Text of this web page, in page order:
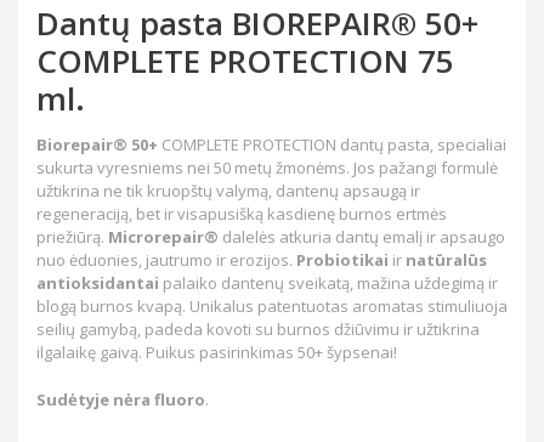
ml.
Dantų pasta BIOREPAIR® 50+
COMPLETE PROTECTION 75
ml.
Biorepair® 50+ COMPLETE PROTECTION dantų pasta, specialiai
sukurta vyresniems nei 50 metų žmonėms. Jos pažangi formulė
užtikrina ne tik kruopštų valymą, dantenų apsaugą ir
regeneraciją, bet ir visapusišką kasdienę burnos ertmės
priežiūrą. Microrepair® dalelės atkuria dantų emalį ir apsaugo
nuo ėduonies, jautrumo ir erozijos. Probiotikai ir natūralūs
antioksidantai palaiko dantenų sveikatą, mažina uždegimą ir
blogą burnos kvapą. Unikalus patentuotas aromatas stimuliuoja
seilių gamybą, padeda kovoti su burnos džiūvimu ir užtikrina
ilgalaikę gaivą. Puikus pasirinkimas 50+ šypsenai!
Sudėtyje nėra fluoro.